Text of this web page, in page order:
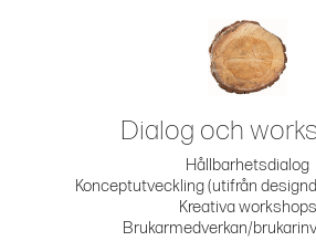
Dialog och
Hållbarhetsdialog
Konceptutveckling (utifrån
Kreativa workshops
Brukarmedverkan/